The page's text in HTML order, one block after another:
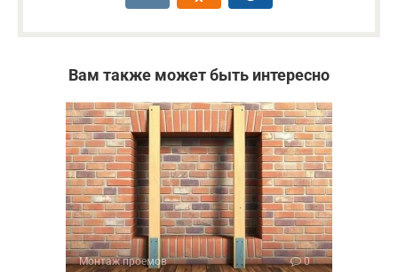
Вам также может быть интересно
Монтаж проемов 0